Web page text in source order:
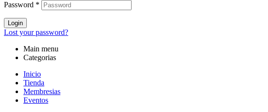
Password *
Login
Lost your password?
Main menu
Categorias
Inicio
Tienda
Membresias
Eventos